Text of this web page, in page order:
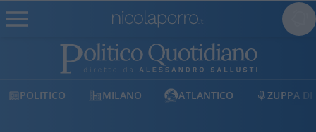
POLITICO MILANO ATLANTICO ZUPPA DI